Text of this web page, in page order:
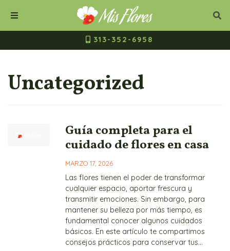
Cerrar
Buscar
313-352-6958
Uncategorized
Guía completa para el
cuidado de flores en casa
MARZO 17, 2026
Las flores tienen el poder de transformar
cualquier espacio, aportar frescura y
transmitir emociones. Sin embargo, para
mantener su belleza por más tiempo, es
fundamental conocer algunos cuidados
básicos. En este artículo te compartimos
consejos prácticos para conservar tus...